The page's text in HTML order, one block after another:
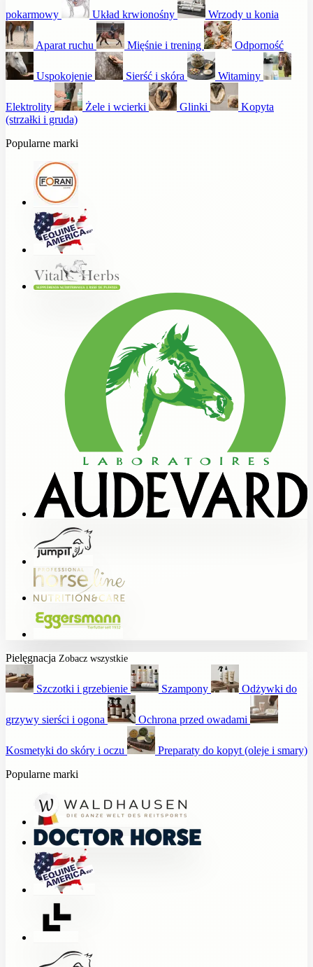
pokarmowy Układ krwionośny Wrzody u konia
Aparat ruchu Mięśnie i trening Odporność
Uspokojenie Sierść i skóra Witaminy
Elektrolity Żele i wcierki Glinki
Kopyta
(strzałki i gruda)
Popularne marki
Pielęgnacja Zobacz wszystkie
Szczotki i grzebienie Szampony Odżywki do
grzywy sierści i ogona Ochrona przed owadami
Kosmetyki do skóry i oczu
Preparaty do kopyt (oleje i smary)
Popularne marki